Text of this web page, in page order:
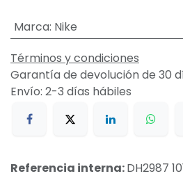
Marca: Nike
Términos y condiciones
Garantía de devolución de 30
Envío: 2-3 días hábiles
Referencia interna:DH2987